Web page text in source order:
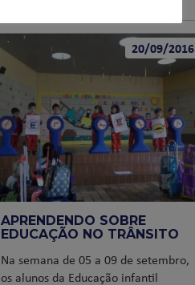
20/09/2016
APRENDENDO SOBRE
EDUCAÇÃO NO TRÂNSITO
Na semana de 05 a 09 de setembro,
os alunos da Educação infantil